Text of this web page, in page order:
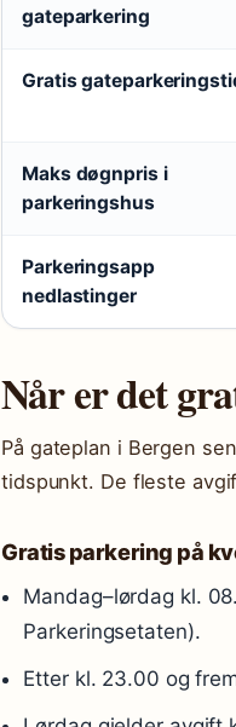
gateparkering
Gratis
Maks døgnpris i
parkeringshus
Parkeringsapp
nedlastinger
Når er det
På gateplan i Bergen
tidspunkt. De fleste
Gratis parkering på
Mandag–lørdag kl.
Parkeringsetaten).
Etter kl. 23.00 og